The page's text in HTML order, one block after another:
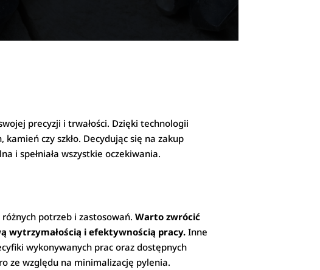
precyzji i trwałości. Dzięki technologii
czy szkło. Decydując się na zakup
i spełniała wszystkie oczekiwania.
potrzeb i zastosowań.Warto zwrócić
wytrzymałością i efektywnością pracy. Inne
wykonywanych prac oraz dostępnych
ze względu na minimalizację pylenia.